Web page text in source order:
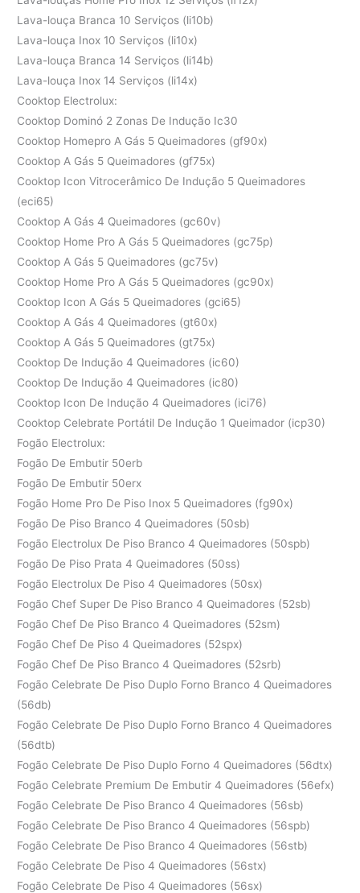
Lava-louça Branca 10 Serviços (li10b)
Lava-louça Inox 10 Serviços (li10x)
Lava-louça Branca 14 Serviços (li14b)
Lava-louça Inox 14 Serviços (li14x)
Cooktop Electrolux:
Cooktop Dominó 2 Zonas De Indução Ic30
Cooktop Homepro A Gás 5 Queimadores (gf90x)
Cooktop A Gás 5 Queimadores (gf75x)
Cooktop Icon Vitrocerâmico De Indução 5 Queimadores
(eci65)
Cooktop A Gás 4 Queimadores (gc60v)
Cooktop Home Pro A Gás 5 Queimadores (gc75p)
Cooktop A Gás 5 Queimadores (gc75v)
Cooktop Home Pro A Gás 5 Queimadores (gc90x)
Cooktop Icon A Gás 5 Queimadores (gci65)
Cooktop A Gás 4 Queimadores (gt60x)
Cooktop A Gás 5 Queimadores (gt75x)
Cooktop De Indução 4 Queimadores (ic60)
Cooktop De Indução 4 Queimadores (ic80)
Cooktop Icon De Indução 4 Queimadores (ici76)
Cooktop Celebrate Portátil De Indução 1 Queimador (icp30)
Fogão Electrolux:
Fogão De Embutir 50erb
Fogão De Embutir 50erx
Fogão Home Pro De Piso Inox 5 Queimadores (fg90x)
Fogão De Piso Branco 4 Queimadores (50sb)
Fogão Electrolux De Piso Branco 4 Queimadores (50spb)
Fogão De Piso Prata 4 Queimadores (50ss)
Fogão Electrolux De Piso 4 Queimadores (50sx)
Fogão Chef Super De Piso Branco 4 Queimadores (52sb)
Fogão Chef De Piso Branco 4 Queimadores (52sm)
Fogão Chef De Piso 4 Queimadores (52spx)
Fogão Chef De Piso Branco 4 Queimadores (52srb)
Fogão Celebrate De Piso Duplo Forno Branco 4 Queimadores
(56db)
Fogão Celebrate De Piso Duplo Forno Branco 4 Queimadores
(56dtb)
Fogão Celebrate De Piso Duplo Forno 4 Queimadores (56dtx)
Fogão Celebrate Premium De Embutir 4 Queimadores (56efx)
Fogão Celebrate De Piso Branco 4 Queimadores (56sb)
Fogão Celebrate De Piso Branco 4 Queimadores (56spb)
Fogão Celebrate De Piso Branco 4 Queimadores (56stb)
Fogão Celebrate De Piso 4 Queimadores (56stx)
Fogão Celebrate De Piso 4 Queimadores (56sx)